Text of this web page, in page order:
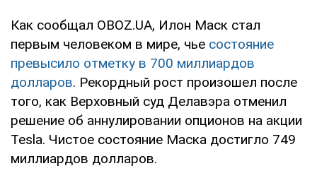
Как сообщал OBOZ.UA, Илон Маск стал
первым человеком в мире, чье состояние
превысило отметку в 700 миллиардов
долларов. Рекордный рост произошел после
того, как Верховный суд Делавэра отменил
решение об аннулировании опционов на акции
Tesla. Чистое состояние Маска достигло 749
миллиардов долларов.